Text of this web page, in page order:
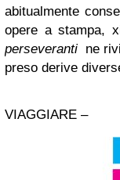
abitualmente
opere a stampa,
perseveranti ne
preso derive
VIAGGIARE –